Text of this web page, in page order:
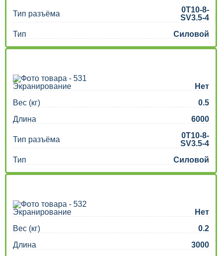
Тип разъёма
0T10-8-
SV3.5-4
Тип
Силовой
Экранирование
Нет
Вес (кг)
0.5
Длина
6000
Тип разъёма
0T10-8-
SV3.5-4
Тип
Силовой
Экранирование
Нет
Вес (кг)
0.2
Длина
3000